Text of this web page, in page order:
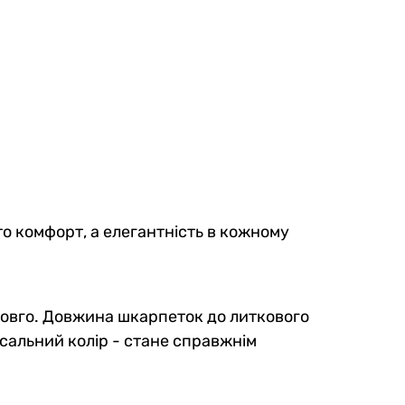
комфорт, а елегантність в кожному
Довжина шкарпеток до литкового
колір - стане справжнім